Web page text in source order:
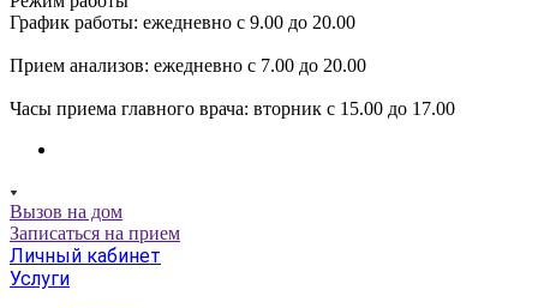
График работы: ежедневно с 9.00 до 20.00
Прием анализов: ежедневно с 7.00 до 20.00
Часы приема главного врача: вторник с 15.00 до 17.00
Вызов на дом
Записаться на прием
Личный кабинет
Услуги